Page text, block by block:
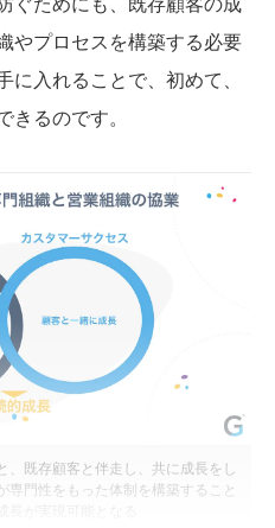
やプロセスを構築する必要
入れることで、初めて、
るのです。
既存顧客と伴走し、共に成長をし
門性をもった体制を構築すること